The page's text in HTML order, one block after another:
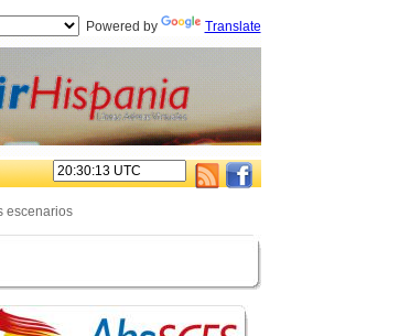
Powered by Translate
escenarios